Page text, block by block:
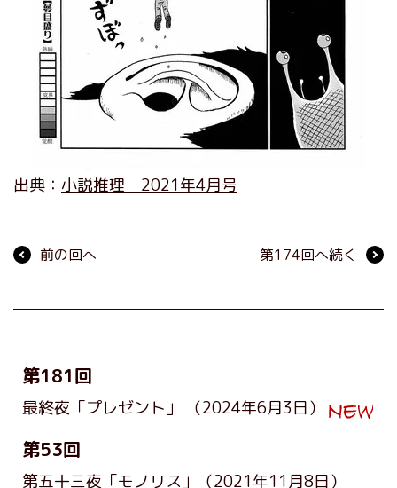
出典： 小説推理 2021年4月号
前の回へ 第174回へ続く
第181回
最終夜「プレゼント」 （2024年6月3日）
第53回
第五十三夜「モノリス」 （2021年11月8日）